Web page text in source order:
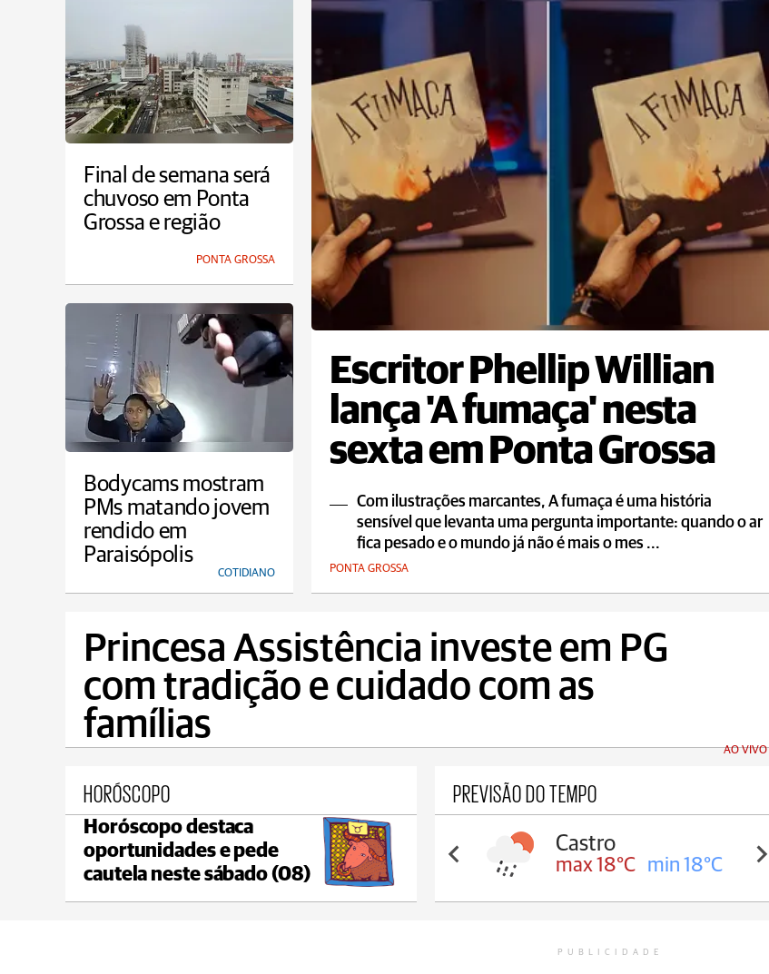
Final de semana será
chuvoso em Ponta
Grossa e região
PONTA GROSSA
Escritor Phellip Willian
lança 'A fumaça' nesta
sexta em Ponta Grossa
Com ilustrações marcantes, A fumaça é uma história
sensível que levanta uma pergunta importante: quando o ar
fica pesado e o mundo já não é mais o mes ...
PONTA GROSSA
Bodycams mostram
PMs matando jovem
rendido em
Paraisópolis
COTIDIANO
Princesa Assistência investe em PG
com tradição e cuidado com as
famílias
AO VIVO
HORÓSCOPO
Horóscopo destaca
oportunidades e pede
cautela neste sábado (08)
PREVISÃO DO TEMPO
Castro
max 18°C min 18°C
Carambeí
max 18°C min 17°C
PUBLICIDADE